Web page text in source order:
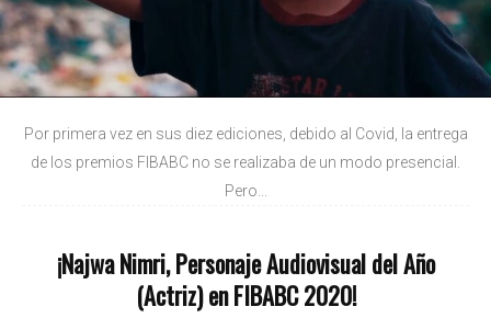
Por primera vez en sus diez ediciones, debido al Covid, la entrega
de los premios FIBABC no se realizaba de un modo presencial.
Pero...
¡Najwa Nimri, Personaje Audiovisual del Año
(Actriz) en FIBABC 2020!